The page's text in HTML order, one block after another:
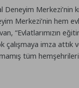
Deneyim Merkezi’nin
Merkezi’nin hem
“Evlatlarımızın
çalışmaya imza
tüm